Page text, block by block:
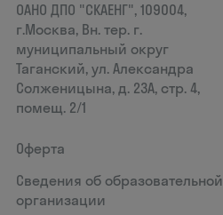
ОАНО ДПО "СКАЕНГ", 109004,
г.Москва, Вн. тер. г.
муниципальный округ
Таганский, ул. Александра
Солженицына, д. 23А, стр. 4,
помещ. 2/1
Оферта
Сведения об образовательной
организации